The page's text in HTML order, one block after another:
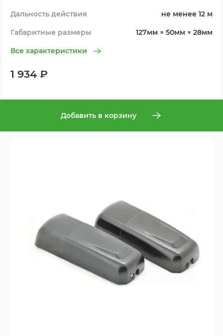
Дальность действия не менее 12 м
Габаритные размеры 127мм × 50мм × 28мм
Все характеристики
1 934 ₽
Добавить в корзину